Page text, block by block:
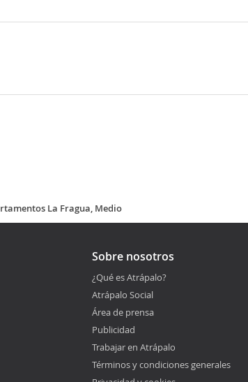
La Fragua, Medio
Sobre nosotros
¿Qué es Atrápalo?
Atrápalo Social
Área de prensa
Publicidad
Trabajar en Atrápalo
Términos y condiciones generales